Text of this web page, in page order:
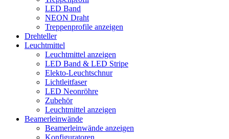
LED Band
NEON Draht
Treppenprofile anzeigen
Drehteller
Leuchtmittel
Leuchtmittel anzeigen
LED Band & LED Stripe
Elekto-Leuchtschnur
Lichtleitfaser
LED Neonröhre
Zubehör
Leuchtmittel anzeigen
Beamerleinwände
Beamerleinwände anzeigen
Konfiguratoren